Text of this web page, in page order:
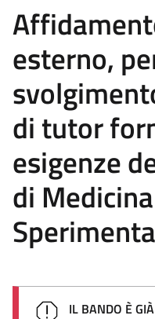
esterno,
di tutor
esigenze
di
IL BANDO È